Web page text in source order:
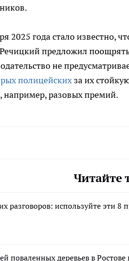
2025 года стало известно,
предложил
не
полицейских за их
например, разовых премий.
Читайте
разговоров: используйте эти
поваленных деревьев в